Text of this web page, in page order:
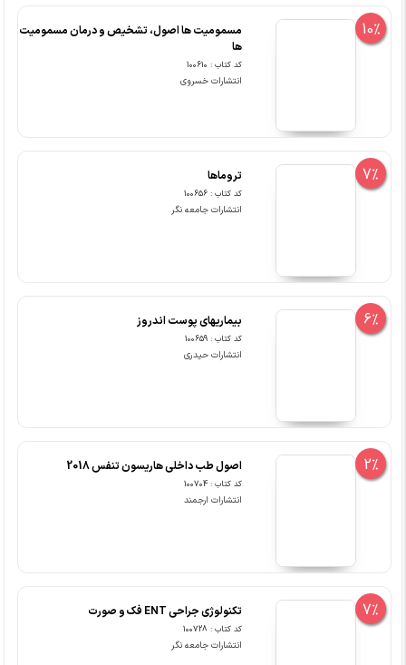
10%
مسمومیت ها اصول، تشخیص و درمان مسمومیت
ها
کد کتاب : 100610
انتشارات خسروی
7% تروماها
کد کتاب : 100656
انتشارات جامعه نگر
6% بیماریهای پوست اندروز
کد کتاب : 100659
انتشارات حیدری
2% اصول طب داخلی هاریسون تنفس 2018
کد کتاب : 100704
انتشارات ارجمند
7% تکنولوژی جراحی ENT فک و صورت
کد کتاب : 100728
انتشارات جامعه نگر